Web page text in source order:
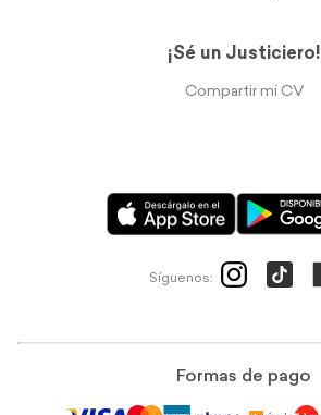
¡Sé un Justiciero!
Compartir mi CV
Síguenos:
Formas de pago